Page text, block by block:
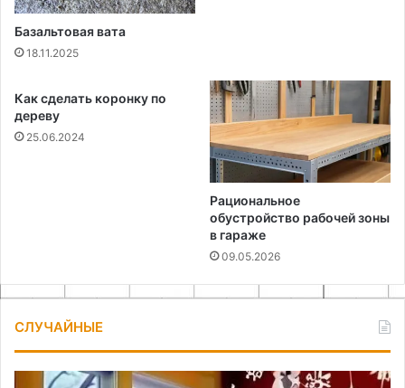
Базальтовая вата
18.11.2025
Как сделать коронку по
дереву
25.06.2024
Рациональное
обустройство рабочей зоны
в гараже
09.05.2026
СЛУЧАЙНЫЕ
Новогодний